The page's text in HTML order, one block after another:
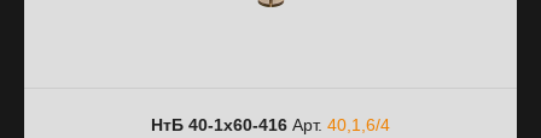
НтБ 40-1х60-416 Арт. 40,1,6/4